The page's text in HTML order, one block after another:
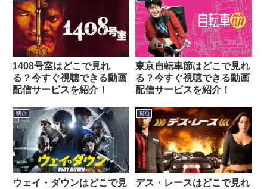
1408号室はどこで見れ
る？今すぐ視聴できる動画
配信サービスを紹介！
東京自転車節はどこで見れ
る？今すぐ視聴できる動画
配信サービスを紹介！
映画
ウェイ・ダウンはどこで見
映画
デス・レースはどこで見れ